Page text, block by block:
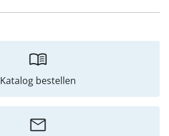
Katalog bestellen